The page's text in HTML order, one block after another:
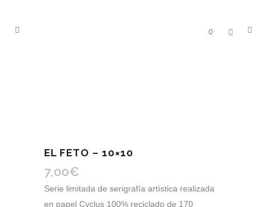
0
EL FETO – 10×10
7,00€
Serie limitada de serigrafía artística realizada
en papel Cyclus 100% reciclado de 170